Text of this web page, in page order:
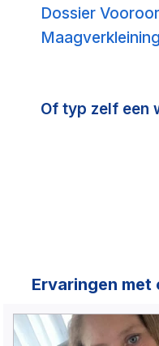
Dossier
Of typ zelf een
Ervaringen